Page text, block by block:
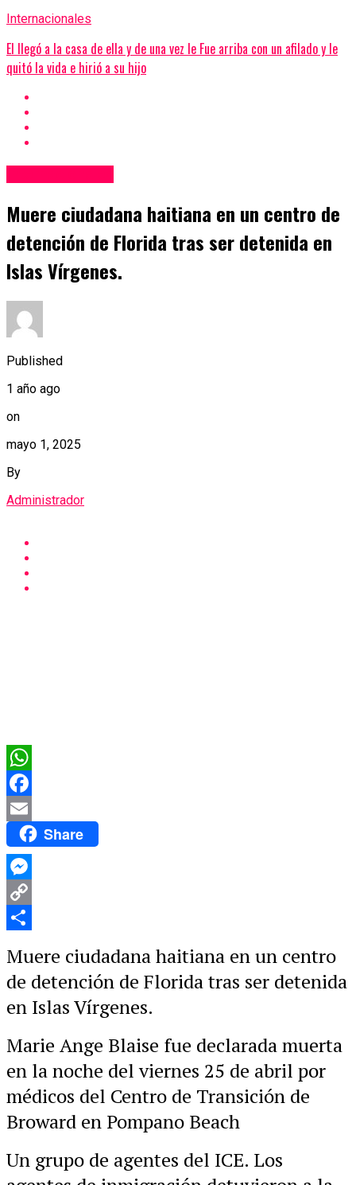
Internacionales
El llegó a la casa de ella y de una vez le Fue arriba con un afilado y le
quitó la vida e hirió a su hijo
Muere ciudadana haitiana en un centro de
detención de Florida tras ser detenida en
Islas Vírgenes.
Published
1 año ago
on
mayo 1, 2025
By
Administrador
WhatsApp
Facebook
Email Share
Messenger
Copy
Muere ciudadana haitiana en un centro
de detención de Florida tras ser detenida
en Islas Vírgenes.
Marie Ange Blaise fue declarada muerta
en la noche del viernes 25 de abril por
médicos del Centro de Transición de
Broward en Pompano Beach
Un grupo de agentes del ICE. Los